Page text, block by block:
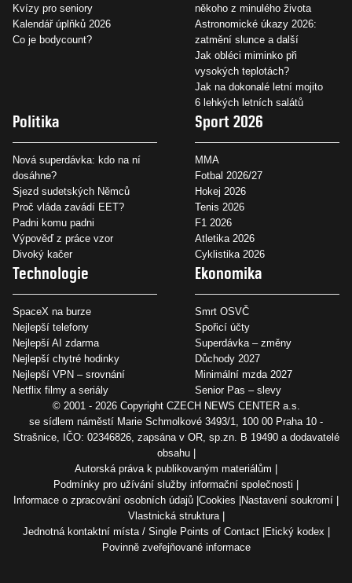
Kvízy pro seniory
Kalendář úplňků 2026
Co je bodycount?
někoho z minulého života
Astronomické úkazy 2026:
zatmění slunce a další
Jak obléci miminko při
vysokých teplotách?
Jak na dokonalé letní mojito
6 lehkých letních salátů
Politika
Nová superdávka: kdo na ní
dosáhne?
Sjezd sudetských Němců
Proč vláda zavádí EET?
Padni komu padni
Výpověď z práce vzor
Divoký kačer
Sport 2026
MMA
Fotbal 2026/27
Hokej 2026
Tenis 2026
F1 2026
Atletika 2026
Cyklistika 2026
Technologie
SpaceX na burze
Nejlepší telefony
Nejlepší AI zdarma
Nejlepší chytré hodinky
Nejlepší VPN – srovnání
Netflix filmy a seriály
Ekonomika
Smrt OSVČ
Spořicí účty
Superdávka – změny
Důchody 2027
Minimální mzda 2027
Senior Pas – slevy
© 2001 - 2026 Copyright CZECH NEWS CENTER a.s.
se sídlem náměstí Marie Schmolkové 3493/1, 100 00 Praha 10 -
Strašnice, IČO: 02346826, zapsána v OR, sp.zn. B 19490 a dodavatelé
obsahu
Autorská práva k publikovaným materiálům
Podmínky pro užívání služby informační společnosti
Informace o zpracování osobních údajů Cookies
Nastavení soukromí
Vlastnická struktura
Jednotná kontaktní místa / Single Points of Contact
Etický kodex
Povinně zveřejňované informace